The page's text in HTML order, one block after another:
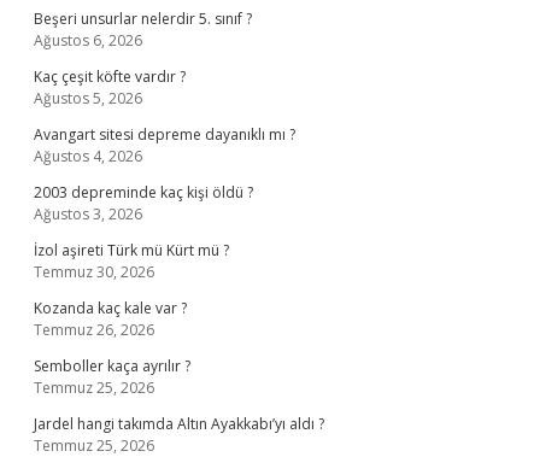
Beşeri unsurlar nelerdir 5. sınıf ?
Ağustos 6, 2026
Kaç çeşit köfte vardır ?
Ağustos 5, 2026
Avangart sitesi depreme dayanıklı mı ?
Ağustos 4, 2026
2003 depreminde kaç kişi öldü ?
Ağustos 3, 2026
İzol aşireti Türk mü Kürt mü ?
Temmuz 30, 2026
Kozanda kaç kale var ?
Temmuz 26, 2026
Semboller kaça ayrılır ?
Temmuz 25, 2026
Jardel hangi takımda Altın Ayakkabı’yı aldı ?
Temmuz 25, 2026